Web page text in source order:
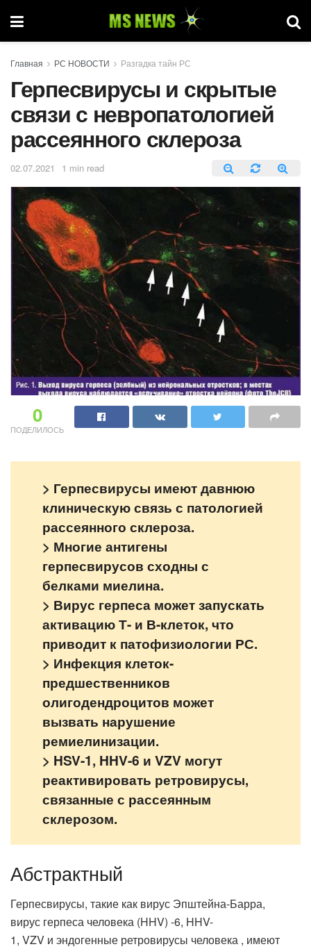
Главная РС НОВОСТИ Разгадка тайн РС
Герпесвирусы и скрытые
связи с невропатологией
рассеянного склероза
02.07.2021 1 min read
0
ПОДЕЛИЛОСЬ
> Герпесвирусы имеют давнюю
клиническую связь с патологией
рассеянного склероза.
> Многие антигены
герпесвирусов сходны с
белками миелина.
> Вирус герпеса может запускать
активацию Т- и В-клеток, что
приводит к патофизиологии РС.
> Инфекция клеток-
предшественников
олигодендроцитов может
вызвать нарушение
ремиелинизации.
> HSV-1, HHV-6 и VZV могут
реактивировать ретровирусы,
связанные с рассеянным
склерозом.
Абстрактный
Герпесвирусы, такие как вирус Эпштейна-Барра,
вирус герпеса человека (HHV) -6, HHV-
1, VZV и эндогенные ретровирусы человека , имеют